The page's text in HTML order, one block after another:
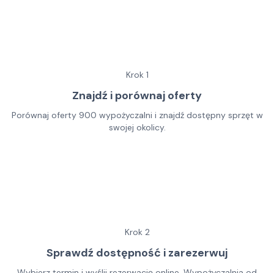
Krok 1
Znajdź i porównaj oferty
Porównaj oferty 900 wypożyczalni i znajdź dostępny sprzęt w
swojej okolicy.
Krok 2
Sprawdź dostępność i zarezerwuj